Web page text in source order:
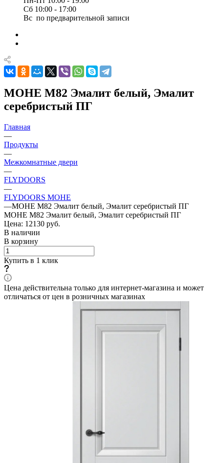
Сб 10:00 - 17:00
Вс по предварительной записи
МОНЕ М82 Эмалит белый, Эмалит
серебристый ПГ
Главная
—
Продукты
—
Межкомнатные двери
—
FLYDOORS
—
FLYDOORS МОНЕ
—МОНЕ М82 Эмалит белый, Эмалит серебристый ПГ
МОНЕ М82 Эмалит белый, Эмалит серебристый ПГ
Цена: 12130 руб.
В наличии
В корзину
Купить в 1 клик
Цена действительна только для интернет-магазина и может
отличаться от цен в розничных магазинах